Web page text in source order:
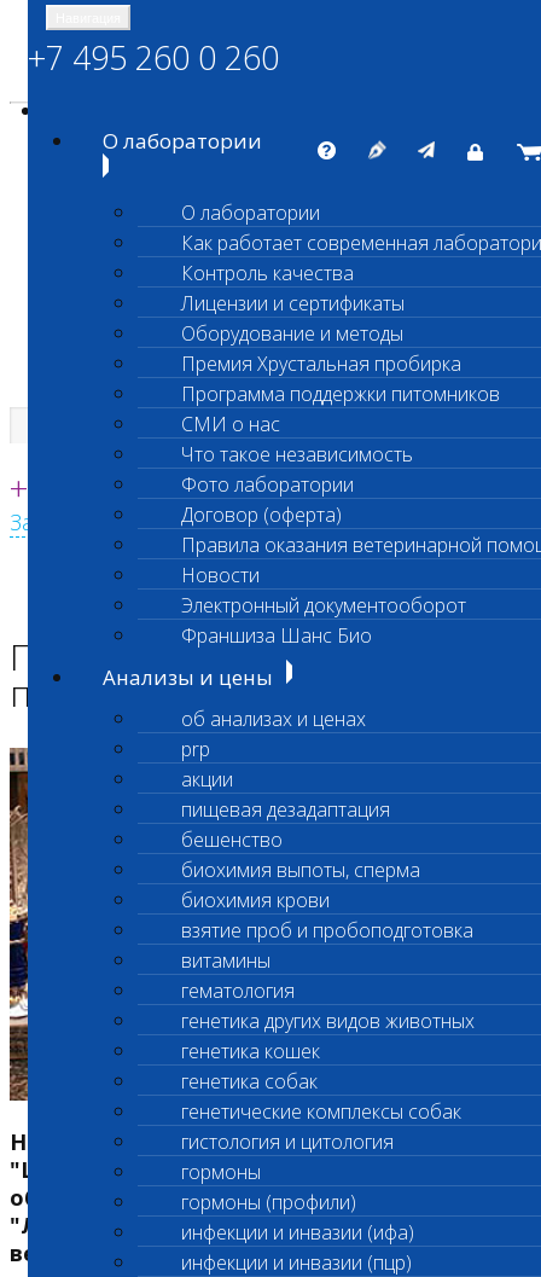
ШАНС БИО
Независимая ветеринарная лаборатория
Единая круглосуточная справочная
+7 495 260 0 260
Заказать звонок с сайта
+7 495 260 0 260
О лаборатории
О лаборатории
Как работает современная
Контроль качества
Лицензии и сертификаты
Оборудование и методы
Премия Хрустальная пробирка
Программа поддержки питомников
СМИ о нас
Что такое независимость
Фото лаборатории
Договор (оферта)
Правила оказания ветеринарной
Новости
Электронный документооборот
Франшиза Шанс Био
Анализы и цены
об анализах и ценах
prp
акции
пищевая дезадаптация
бешенство
биохимия выпоты, сперма
биохимия крови
взятие проб и пробоподготовка
витамины
гематология
генетика других видов животных
генетика кошек
генетика собак
генетические комплексы собак
гистология и цитология
гормоны
гормоны (профили)
инфекции и инвазии (ифа)
инфекции и инвазии (пцр)
Главная страница
О лаборатории
Премия Хрустальная пробирка
Премия Хрустальная
пробирка
Независимая ветеринарная лаборатория
"Шанс Био" вручает престижную премию в
области ветеринарии в номинациях
"Лучший ветеринарный врач" и "Лучшая
ветеринарная клиника"